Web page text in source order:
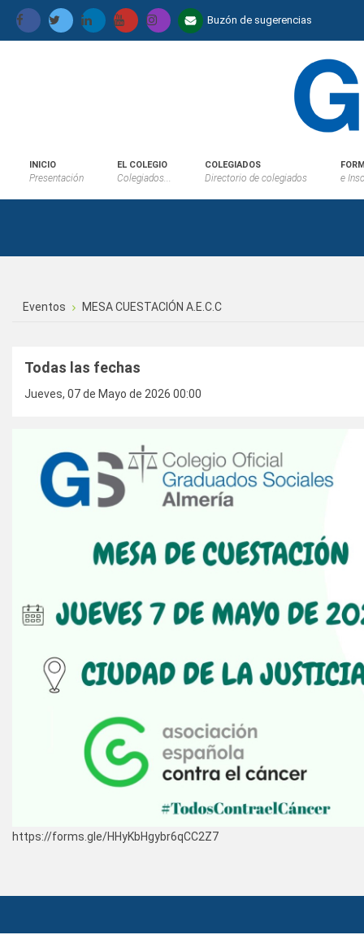
Buzón de sugerencias
INICIO
Presentación
EL COLEGIO
Colegiados...
COLEGIADOS
Directorio de colegiados e
Eventos MESA CUESTACIÓN A.E.C.C
Todas las fechas
Jueves, 07 de Mayo de 2026 00:00
https://forms.gle/HHyKbHgybr6qCC2Z7